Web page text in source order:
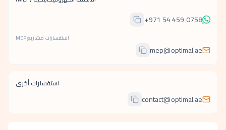
+971 54 459 0758
استفسارات مشاريع MEP
mep@optimal.ae
استفسارات أخرى
contact@optimal.ae